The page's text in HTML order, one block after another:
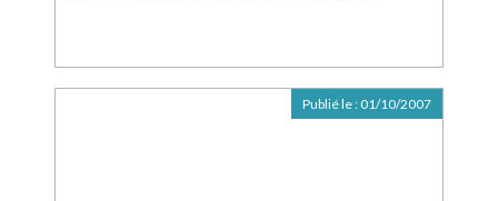
Publié le : 01/10/2007